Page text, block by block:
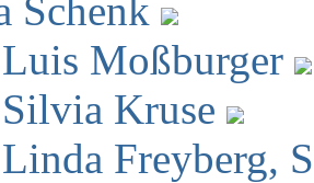
Schenk
Moßburger
Kruse
Freyberg,